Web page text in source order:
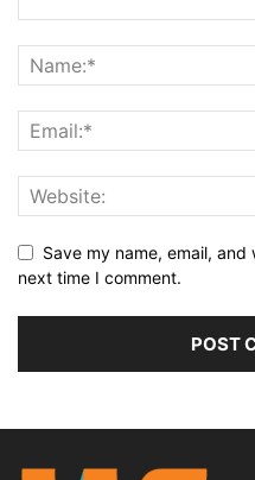
Save my name, email,
next time I comment.